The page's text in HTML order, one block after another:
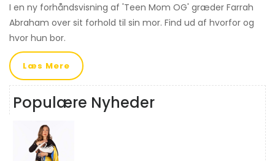
I en ny forhåndsvisning af 'Teen Mom OG' græder Farrah
Abraham over sit forhold til sin mor. Find ud af hvorfor og
hvor hun bor.
Læs Mere
Populære Nyheder